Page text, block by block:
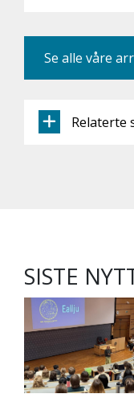
Se alle våre
Relaterte
SISTE